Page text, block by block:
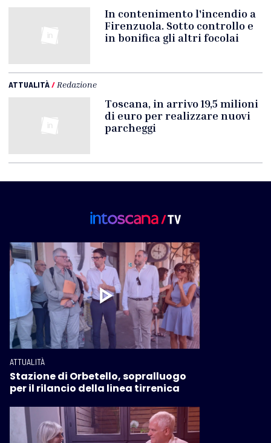
In contenimento l'incendio a
Firenzuola. Sotto controllo e
in bonifica gli altri focolai
ATTUALITÀ/ Redazione
Toscana, in arrivo 19,5 milioni
di euro per realizzare nuovi
parcheggi
ATTUALITÀ
Stazione di Orbetello, sopralluogo
per il rilancio della linea tirrenica